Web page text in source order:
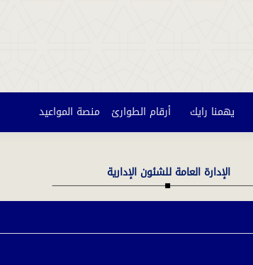
يهمنا رايك أرقام الطوارئ منصة المواعيد
الإدارة العامة للشئون الإدارية